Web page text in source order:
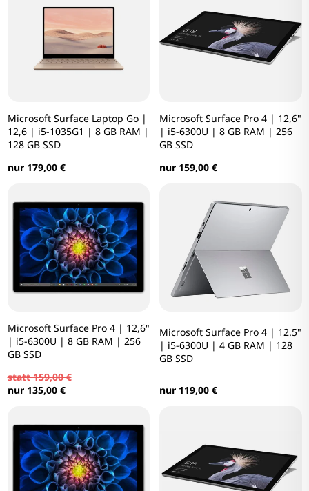
Microsoft Surface Laptop Go |
12,6 | i5-1035G1 | 8 GB RAM |
128 GB SSD
nur 179,00 €
Microsoft Surface Pro 4 | 12,6"
| i5-6300U | 8 GB RAM | 256
GB SSD
nur 159,00 €
Microsoft Surface Pro 4 | 12,6"
| i5-6300U | 8 GB RAM | 256
GB SSD
statt 159,00 €
nur 135,00 €
Microsoft Surface Pro 4 | 12.5"
| i5-6300U | 4 GB RAM | 128
GB SSD
nur 119,00 €